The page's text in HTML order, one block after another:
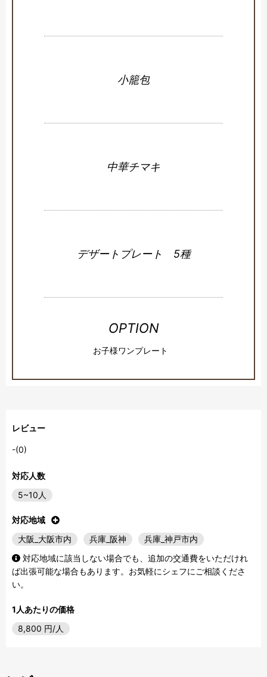
小籠包
中華チマキ
デザートプレート 5種
OPTION
お子様ワンプレート
レビュー
-(0)
対応人数
5~10人
対応地域
大阪_大阪市内
兵庫_阪神
兵庫_神戸市内
対応地域に該当しない場合でも、追加の交通費をいただけれ
ば出張可能な場合もあります。お気軽にシェフにご相談くださ
い。
1人あたりの価格
8,800 円/人